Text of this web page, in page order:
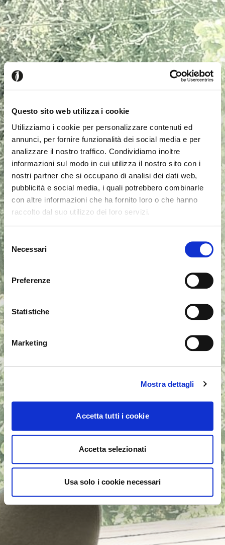
Questo sito web utilizza i cookie
Utilizziamo i cookie per personalizzare contenuti ed
annunci, per fornire funzionalità dei social media e per
analizzare il nostro traffico. Condividiamo inoltre
informazioni sul modo in cui utilizza il nostro sito con i
nostri partner che si occupano di analisi dei dati web,
pubblicità e social media, i quali potrebbero combinarle
con altre informazioni che ha fornito loro o che hanno
raccolto dal suo utilizzo dei loro servizi.
delNecessari
Preferenze
Statistiche
Marketing
Mostra dettagli
Accetta tutti i cookie
Accetta selezionati
Usa solo i cookie necessari
Es scheint, dass Sie aus einem Schliessen
Möchten Sie zur Website in Vereinigte Staaten